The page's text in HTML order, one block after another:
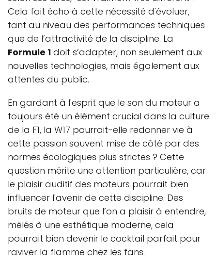
Cela fait écho à cette nécessité d'évoluer,
tant au niveau des performances techniques
que de l’attractivité de la discipline. La
Formule 1 doit s’adapter, non seulement aux
nouvelles technologies, mais également aux
attentes du public.
En gardant à l'esprit que le son du moteur a
toujours été un élément crucial dans la culture
de la F1, la W17 pourrait-elle redonner vie à
cette passion souvent mise de côté par des
normes écologiques plus strictes ? Cette
question mérite une attention particulière, car
le plaisir auditif des moteurs pourrait bien
influencer l'avenir de cette discipline. Des
bruits de moteur que l’on a plaisir à entendre,
mêlés à une esthétique moderne, cela
pourrait bien devenir le cocktail parfait pour
raviver la flamme chez les fans.